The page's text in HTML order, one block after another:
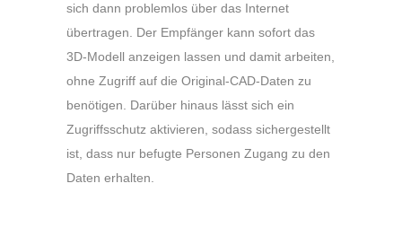
sich dann problemlos über das Internet
übertragen. Der Empfänger kann sofort das
3D-Modell anzeigen lassen und damit arbeiten,
ohne Zugriff auf die Original-CAD-Daten zu
benötigen. Darüber hinaus lässt sich ein
Zugriffsschutz aktivieren, sodass sichergestellt
ist, dass nur befugte Personen Zugang zu den
Daten erhalten.